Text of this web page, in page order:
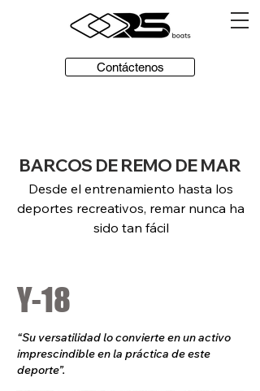
Contáctenos
BARCOS DE REMO DE MAR
Desde el entrenamiento hasta los
deportes recreativos, remar nunca ha
sido tan fácil
Y-18
“Su versatilidad lo convierte en un activo
imprescindible en la práctica de este
deporte”.